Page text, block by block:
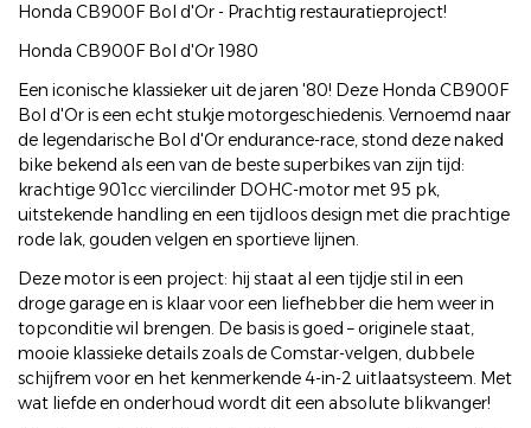
Honda CB900F Bol d'Or - Prachtig restauratieproject!
Honda CB900F Bol d'Or 1980
Een iconische klassieker uit de jaren '80! Deze Honda CB900F
Bol d'Or is een echt stukje motorgeschiedenis. Vernoemd naar
de legendarische Bol d'Or endurance-race, stond deze naked
bike bekend als een van de beste superbikes van zijn tijd:
krachtige 901cc viercilinder DOHC-motor met 95 pk,
uitstekende handling en een tijdloos design met die prachtige
rode lak, gouden velgen en sportieve lijnen.
Deze motor is een project: hij staat al een tijdje stil in een
droge garage en is klaar voor een liefhebber die hem weer in
topconditie wil brengen. De basis is goed – originele staat,
mooie klassieke details zoals de Comstar-velgen, dubbele
schijfrem voor en het kenmerkende 4-in-2 uitlaatsysteem. Met
wat liefde en onderhoud wordt dit een absolute blikvanger!